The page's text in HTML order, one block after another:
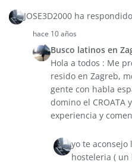
JOSE3D2000 ha
hace 10 años
Busco latinos en
Hola a todos : Me
resido en Zagreb,
gente con habla
domino el CROATA
experiencia y
yo te aconsejo
hosteleria ( un